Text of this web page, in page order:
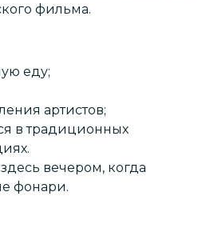
фильма.
еду;
артистов;
в традиционных
вечером, когда
фонари.